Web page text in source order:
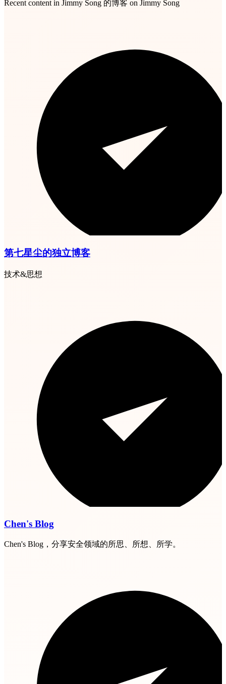
Recent content in Jimmy Song 的博客 on Jimmy Song
第七星尘的独立博客
技术&思想
Chen's Blog
Chen's Blog，分享安全领域的所思、所想、所学。